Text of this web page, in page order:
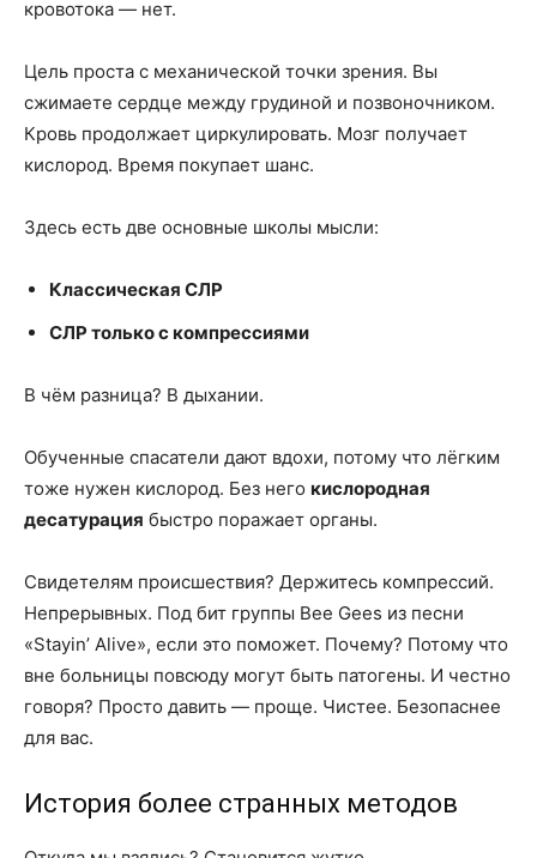
кровотока — нет.
Цель проста с механической точки зрения. Вы
сжимаете сердце между грудиной и позвоночником.
Кровь продолжает циркулировать. Мозг получает
кислород. Время покупает шанс.
Здесь есть две основные школы мысли:
Классическая СЛР
СЛР только с компрессиями
В чём разница? В дыхании.
Обученные спасатели дают вдохи, потому что лёгким
тоже нужен кислород. Без него кислородная
десатурация быстро поражает органы.
Свидетелям происшествия? Держитесь компрессий.
Непрерывных. Под бит группы Bee Gees из песни
«Stayin’ Alive», если это поможет. Почему? Потому что
вне больницы повсюду могут быть патогены. И честно
говоря? Просто давить — проще. Чистее. Безопаснее
для вас.
История более странных методов